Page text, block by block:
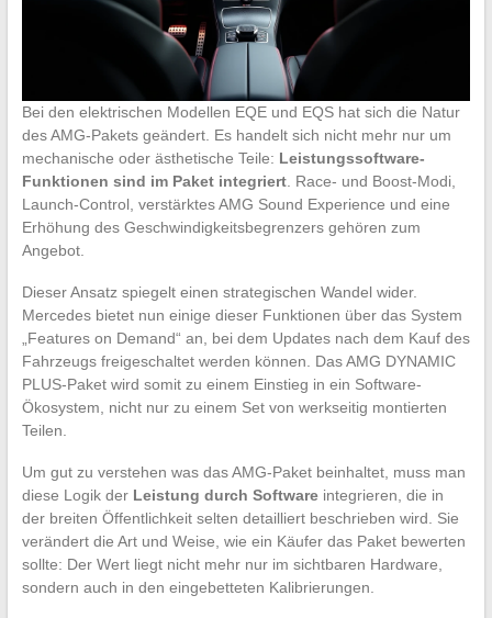
Bei den elektrischen Modellen EQE und EQS hat sich die Natur
des AMG-Pakets geändert. Es handelt sich nicht mehr nur um
mechanische oder ästhetische Teile: Leistungssoftware-
Funktionen sind im Paket integriert. Race- und Boost-Modi,
Launch-Control, verstärktes AMG Sound Experience und eine
Erhöhung des Geschwindigkeitsbegrenzers gehören zum
Angebot.
Dieser Ansatz spiegelt einen strategischen Wandel wider.
Mercedes bietet nun einige dieser Funktionen über das System
„Features on Demand“ an, bei dem Updates nach dem Kauf des
Fahrzeugs freigeschaltet werden können. Das AMG DYNAMIC
PLUS-Paket wird somit zu einem Einstieg in ein Software-
Ökosystem, nicht nur zu einem Set von werkseitig montierten
Teilen.
Um gut zu verstehen was das AMG-Paket beinhaltet, muss man
diese Logik der Leistung durch Softwareintegrieren, die in
der breiten Öffentlichkeit selten detailliert beschrieben wird. Sie
verändert die Art und Weise, wie ein Käufer das Paket bewerten
sollte: Der Wert liegt nicht mehr nur im sichtbaren Hardware,
sondern auch in den eingebetteten Kalibrierungen.